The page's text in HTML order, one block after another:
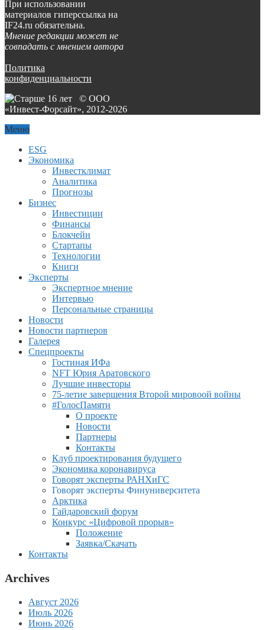
При использовании
материалов гиперссылка на
IF24.ru обязательна.
Мнение редакции может не
совпадать с мнением автора
Политика
конфиденциальности
© ООО
«Инвест-Форсайт», 2012-2026
Меню
ESG
Экономика
Инвестклимат
Аналитика
Прогнозы
Бизнес
Инвестиции
Финансы
Блокчейн
Стартапы
Технологии
Книги
Эксперты
Экспертное мнение
Интервью
Персональные страницы
Новости
Новости партнеров
Галерея
Спецпроекты
Гостиная ИФа
NFT Юрия Аратовского
Лучшие инвесторы
75-летие завершения Второй мировоой войны
#ГолосПамяти
О проекте
Новости
Партнеры
Контакты
Клуб проектирования будущего
Экономика коронавируса
Говорят эксперты РАНХиГС
Говорят эксперты Финуниверситета
Арктика
Гайдаровский форум
Конкурс «Цифровой прорыв»
Положение
Заявка/Скачать
Контакты
Archives
Август 2026
Июль 2026
Июнь 2026